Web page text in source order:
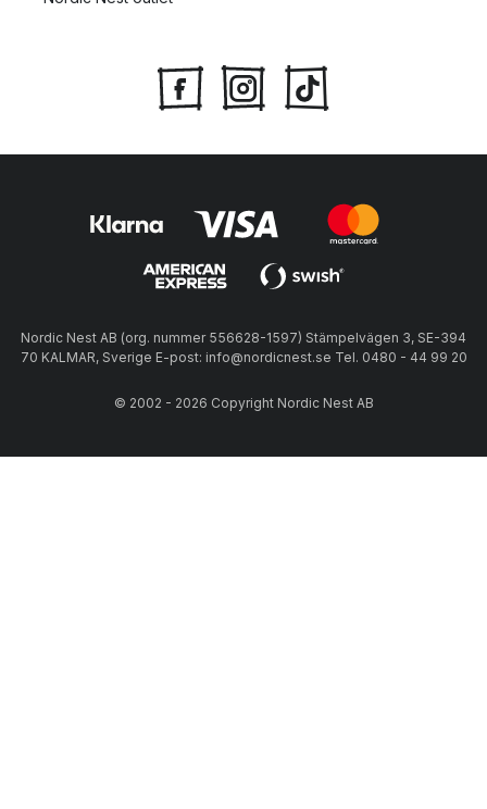
Nordic Nest AB (org. nummer 556628-1597) Stämpelvägen 3, SE-394
70 KALMAR, Sverige E-post: info@nordicnest.se Tel. 0480 - 44 99 20
© 2002 - 2026 Copyright Nordic Nest AB